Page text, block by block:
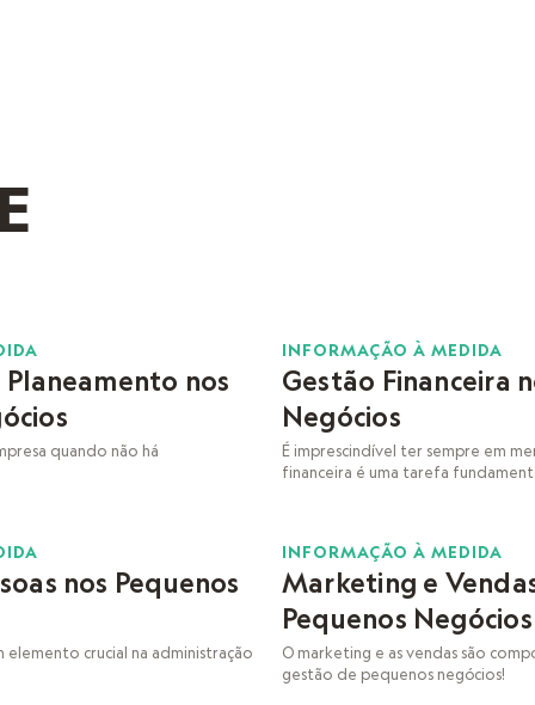
nos
quando não há
21
OUT
INFORMAÇÃO À MEDIDA
Gestão Financeira
Negócios
É imprescindível ter sempre em
financeira é uma tarefa
nos Pequenos
elemento crucial na administração
27
JAN
INFORMAÇÃO À MEDIDA
Marketing e
Pequenos Negócios
O marketing e as vendas são
gestão de pequenos negócios!